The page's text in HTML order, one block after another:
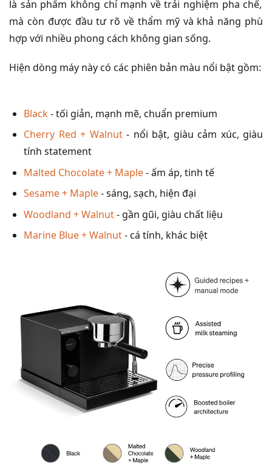
là sản phẩm không chỉ mạnh về trải nghiệm pha chế,
mà còn được đầu tư rõ về thẩm mỹ và khả năng phù
hợp với nhiều phong cách không gian sống.
Hiện dòng máy này có các phiên bản màu nổi bật gồm:
Black- tối giản, mạnh mẽ, chuẩn premium
Cherry Red + Walnut- nổi bật, giàu cảm xúc, giàu
tính statement
Malted Chocolate + Maple- ấm áp, tinh tế
Sesame + Maple- sáng, sạch, hiện đại
Woodland + Walnut- gần gũi, giàu chất liệu
Marine Blue + Walnut- cá tính, khác biệt